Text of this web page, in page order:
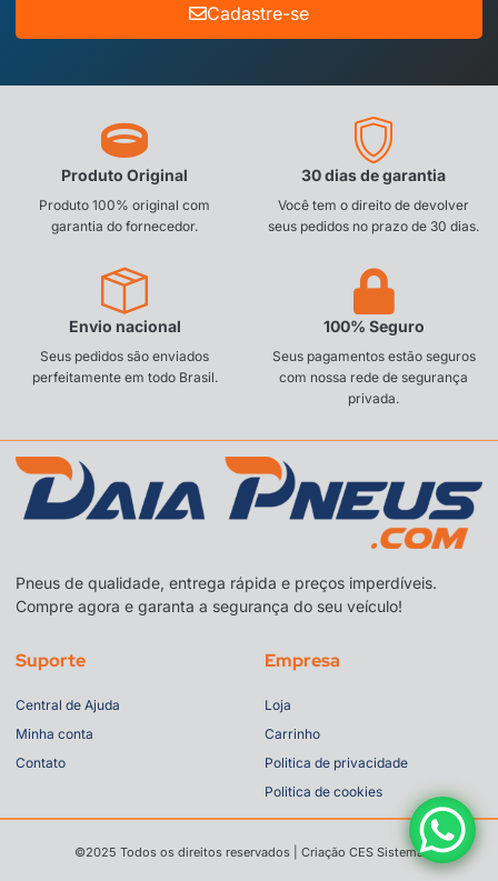
Cadastre-se
Produto Original
Produto 100% original com
garantia do fornecedor.
30 dias de garantia
Você tem o direito de devolver
seus pedidos no prazo de 30 dias.
Envio nacional
Seus pedidos são enviados
perfeitamente em todo Brasil.
100% Seguro
Seus pagamentos estão seguros
com nossa rede de segurança
privada.
Pneus de qualidade, entrega rápida e preços imperdíveis.
Compre agora e garanta a segurança do seu veículo!
Suporte
Central de Ajuda
Minha conta
Contato
Empresa
Loja
Carrinho
Politica de privacidade
Politica de cookies
©2025 Todos os direitos reservados | Criação CES Sistema